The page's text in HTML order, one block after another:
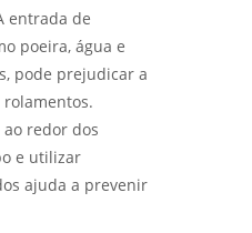
METALOGRÁFICO
MATERIAIS DE ALTA
COMO A ANÁLISE
EQUIPAMENTOS DE
de soldador
entrada de
poeira, água e
pode prejudicar a
redor dos
e utilizar
ajuda a prevenir